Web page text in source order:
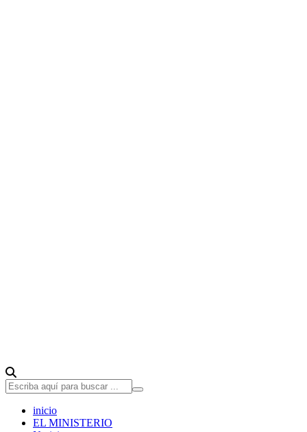
inicio
EL MINISTERIO